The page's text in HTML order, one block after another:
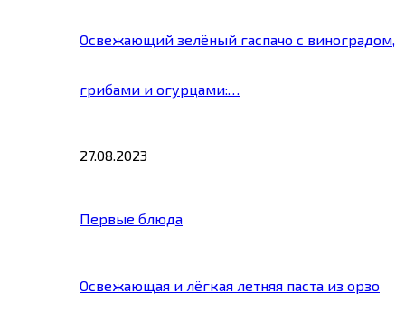
Освежающий зелёный гаспачо с виноградом,
грибами и огурцами:…
27.08.2023
Первые блюда
Освежающая и лёгкая летняя паста из орзо